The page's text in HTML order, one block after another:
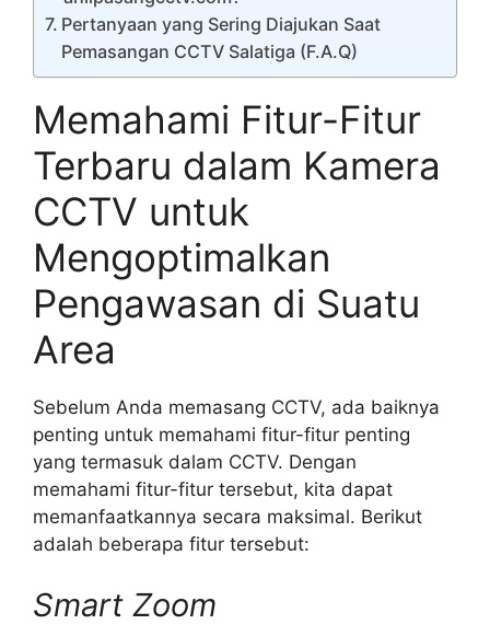
Pertanyaan yang Sering Diajukan Saat
Pemasangan CCTV Salatiga (F.A.Q)
Memahami Fitur-Fitur
Terbaru dalam Kamera
CCTV untuk
Mengoptimalkan
Pengawasan di Suatu
Area
Sebelum Anda memasang CCTV, ada baiknya
penting untuk memahami fitur-fitur penting
yang termasuk dalam CCTV. Dengan
memahami fitur-fitur tersebut, kita dapat
memanfaatkannya secara maksimal. Berikut
adalah beberapa fitur tersebut:
Smart Zoom